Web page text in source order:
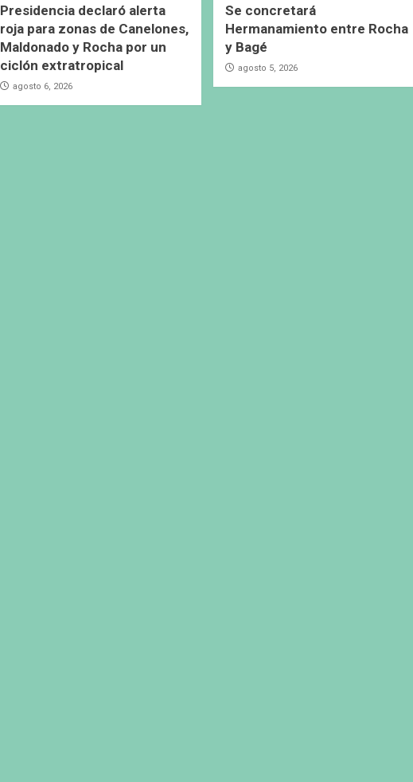
Presidencia declaró alerta
roja para zonas de Canelones,
Maldonado y Rocha por un
ciclón extratropical
agosto 6, 2026
Se concretará
Hermanamiento entre Rocha
y Bagé
agosto 5, 2026